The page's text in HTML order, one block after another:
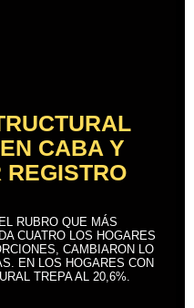
CABA Y
REGISTRO
RUBRO QUE MÁS
CUATRO LOS HOGARES
CAMBIARON LO
EN LOS HOGARES CON
TREPA AL 20,6%.